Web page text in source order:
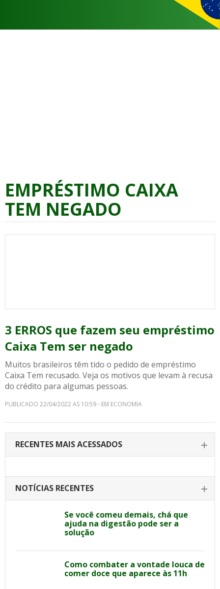
EMPRÉSTIMO CAIXA
TEM NEGADO
3 ERROS que fazem seu empréstimo
Caixa Tem ser negado
Muitos brasileiros têm tido o pedido de empréstimo
Caixa Tem recusado. Veja os motivos que levam à recusa
do crédito para algumas pessoas.
PUBLICADO 22/04/2022 AS 10:59 - EM ECONOMIA
RECENTES MAIS ACESSADOS
NOTÍCIAS RECENTES
Se você comeu demais, chá que
ajuda na digestão pode ser a
solução
Como combater a vontade louca de
comer doce que aparece às 11h